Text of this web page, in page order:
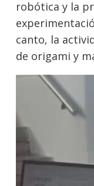
robótica y la
canto, la
de origami y